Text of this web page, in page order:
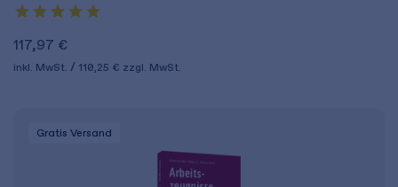
117,97 €
inkl. MwSt. 110,25 € zzgl. MwSt.
Gratis Versand